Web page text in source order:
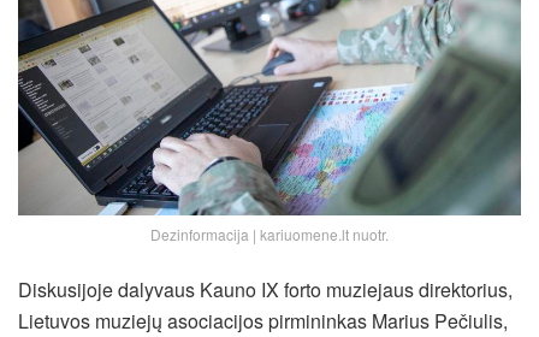
Dezinformacija | kariuomene.lt nuotr.
Diskusijoje dalyvaus Kauno IX forto muziejaus direktorius,
Lietuvos muziejų asociacijos pirmininkas Marius Pečiulis,